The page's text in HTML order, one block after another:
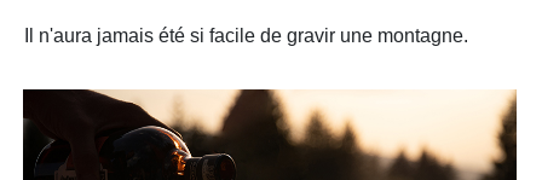
Il n'aura jamais été si facile de gravir une montagne.